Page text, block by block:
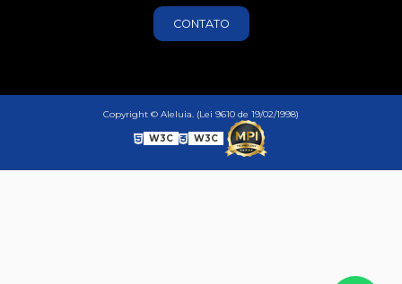
CONTATO
Copyright © Aleluia. (Lei 9610 de 19/02/1998)
W3C W3C